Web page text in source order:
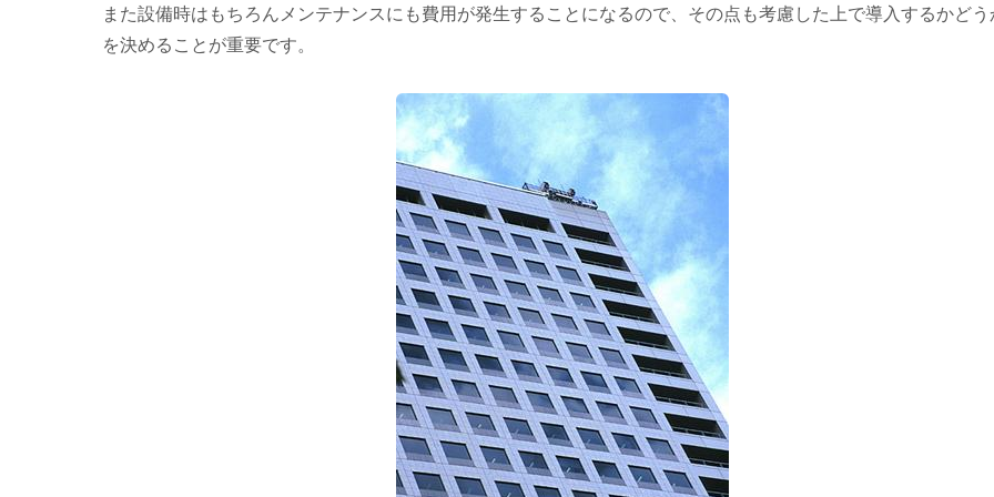
また設備時はもちろんメンテナンスにも費用が発生することになるので、その点も考慮した上で導入するかどう
を決めることが重要です。